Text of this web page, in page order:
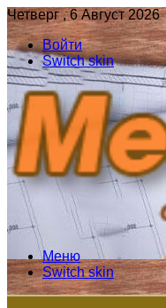
Четверг , 6 Август 2026
Войти
Switch skin
Меню
Switch skin